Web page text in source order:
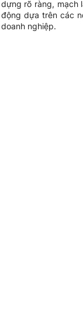
dựng rõ ràng, mạch
động dựa trên các
doanh nghiệp.